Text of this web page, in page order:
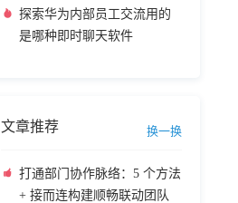
探索华为内部员工交流用的
是哪种即时聊天软件
文章推荐 换一换
打通部门协作脉络：5 个方法
+ 接而连构建顺畅联动团队